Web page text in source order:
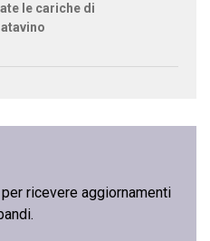
le cariche di
ricevere aggiornamenti